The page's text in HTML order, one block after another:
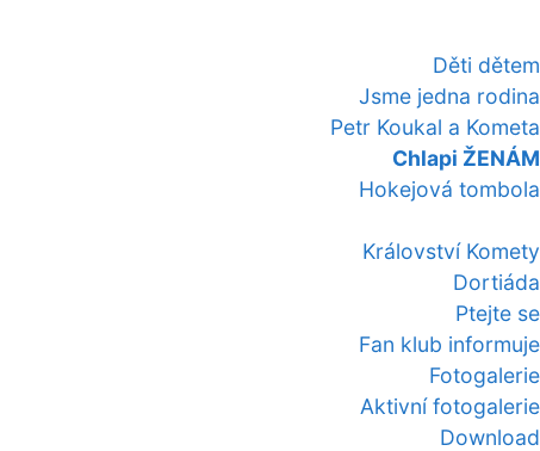
Děti dětem
Jsme jedna rodina
Petr Koukal a Kometa
Chlapi ŽENÁM
Hokejová tombola
Království Komety
Dortiáda
Ptejte se
Fan klub informuje
Fotogalerie
Aktivní fotogalerie
Download